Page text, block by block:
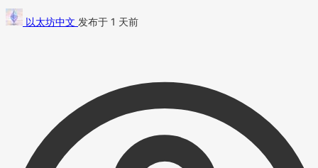
以太坊中文 发布于 1 天前